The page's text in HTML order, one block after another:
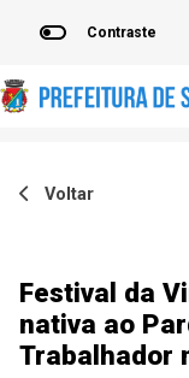
Contraste
Voltar
Festival da
nativa ao
Trabalhador